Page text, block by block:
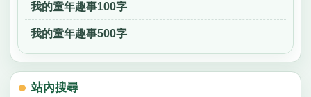
我的童年趣事100字
我的童年趣事500字
站內搜尋